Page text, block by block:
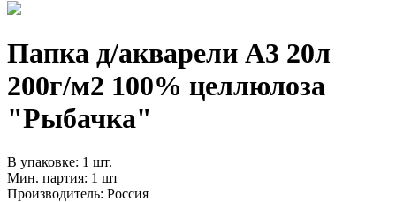
Папка д/акварели А3 20л
200г/м2 100% целлюлоза
"Рыбачка"
В упаковке: 1 шт.
Мин. партия: 1 шт
Производитель: Россия